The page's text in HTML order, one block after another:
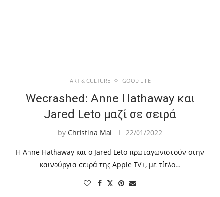
ART & CULTURE GOOD LIFE
Wecrashed: Anne Hathaway και
Jared Leto μαζί σε σειρά
by Christina Mai 22/01/2022
Η Anne Hathaway και ο Jared Leto πρωταγωνιστούν στην
καινούργια σειρά της Apple TV+, με τίτλο…